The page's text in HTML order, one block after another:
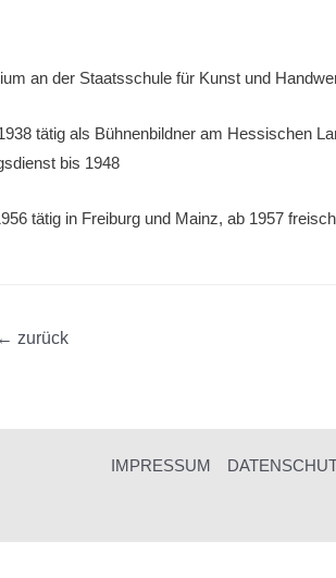
an der Staatsschule für Kunst und
tätig als Bühnenbildner am Hessischen
bis 1948
tätig in Frei­burg und Mainz, ab 1957
← zurück
IMPRESSUM